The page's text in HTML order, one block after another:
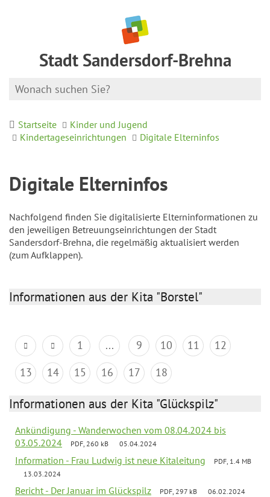
Stadt Sandersdorf-Brehna
Startseite
Kinder und Jugend
Kindertageseinrichtungen
Digitale Elterninfos
Digitale Elterninfos
Nachfolgend finden Sie digitalisierte Elterninformationen zu
den jeweiligen Betreuungseinrichtungen der Stadt
Sandersdorf-Brehna, die regelmäßig aktualisiert werden
(zum Aufklappen).
Informationen aus der Kita "Borstel"
1 ... 9 10 11
12
13
14 15 16 17 18
Informationen aus der Kita "Glückspilz"
Ankündigung - Wanderwochen vom 08.04.2024 bis
03.05.2024
PDF, 260 kB 05.04.2024
Information - Frau Ludwig ist neue Kitaleitung
PDF, 1.4 MB
13.03.2024
Bericht - Der Januar im Glückspilz PDF, 297 kB 06.02.2024